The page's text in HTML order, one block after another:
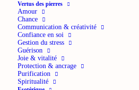
Vertus des pierres
Amour
Chance
Communication & créativité
Confiance en soi
Gestion du stress
Guérison
Joie & vitalité
Protection & ancrage
Purification
Spiritualité